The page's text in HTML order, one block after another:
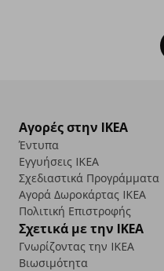
Αγορές στην IKEA
Έντυπα
Εγγυήσεις IKEA
Σχεδιαστικά Προγράμματα
Αγορά Δωρoκάρτας IKEA
Πολιτική Επιστροφής
Σχετικά με την IKEA
Γνωρίζοντας την IKEA
Βιωσιμότητα